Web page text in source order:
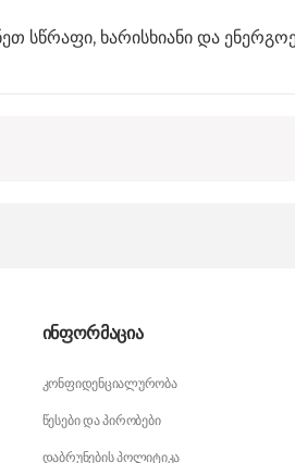
სწრაფი, ხარისხიანი და
ინფორმაცია
კონფიდენციალურობა
წესები და პირობები
დაბრუნების პოლიტიკა